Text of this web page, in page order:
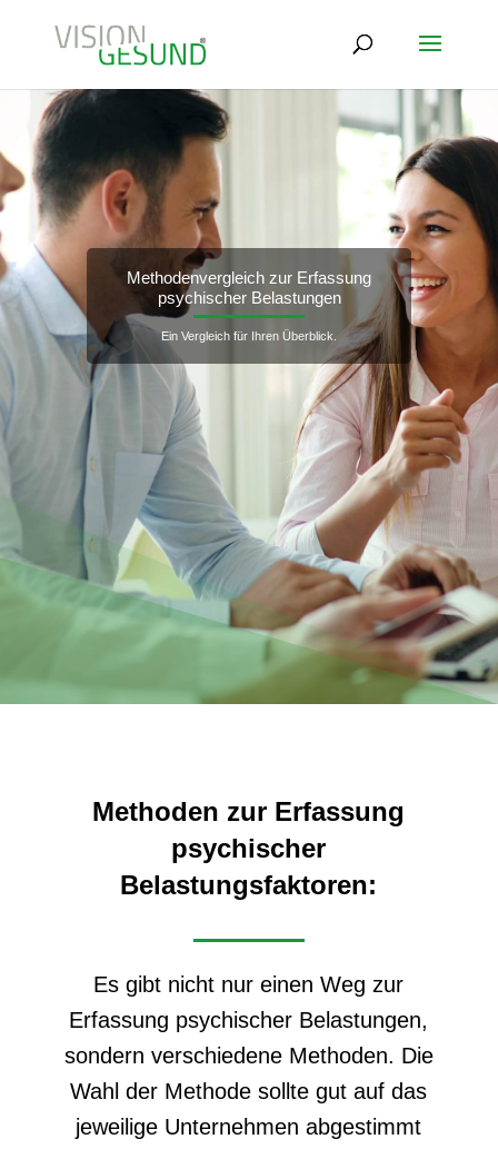
Methodenvergleich zur Erfassung
psychischer Belastungen
Ein Vergleich für Ihren Überblick.
Methoden zur Erfassung
psychischer
Belastungsfaktoren:
Es gibt nicht nur einen Weg zur
Erfassung psychischer Belastungen,
sondern verschiedene Methoden. Die
Wahl der Methode sollte gut auf das
jeweilige Unternehmen abgestimmt